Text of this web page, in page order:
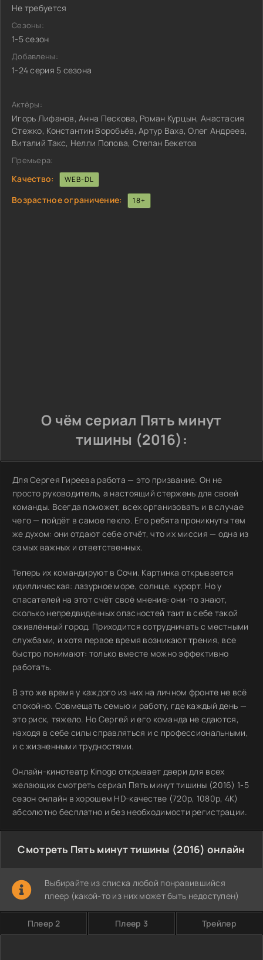
Не требуется
Сезоны:
1-5 сезон
Добавлены:
1-24 серия 5 сезона
Актёры:
Игорь Лифанов, Анна Пескова, Роман Курцын, Анастасия
Стежко, Константин Воробьёв, Артур Ваха, Олег Андреев,
Виталий Такс, Нелли Попова, Степан Бекетов
Премьера:
Качество: WEB-DL
Возрастное ограничение: 18+
О чём сериал Пять минут
тишины (2016):
Для Сергея Гиреева работа — это призвание. Он не
просто руководитель, а настоящий стержень для своей
команды. Всегда поможет, всех организовать и в случае
чего — пойдёт в самое пекло. Его ребята проникнуты тем
же духом: они отдают себе отчёт, что их миссия — одна из
самых важных и ответственных.
Теперь их командируют в Сочи. Картинка открывается
идиллическая: лазурное море, солнце, курорт. Но у
спасателей на этот счёт своё мнение: они-то знают,
сколько непредвиденных опасностей таит в себе такой
оживлённый город. Приходится сотрудничать с местными
службами, и хотя первое время возникают трения, все
быстро понимают: только вместе можно эффективно
работать.
В это же время у каждого из них на личном фронте не всё
спокойно. Совмещать семью и работу, где каждый день —
это риск, тяжело. Но Сергей и его команда не сдаются,
находя в себе силы справляться и с профессиональными,
и с жизненными трудностями.
Онлайн-кинотеатр Kinogo открывает двери для всех
желающих смотреть сериал Пять минут тишины (2016) 1-5
сезон онлайн в хорошем HD-качестве (720p, 1080p, 4K)
абсолютно бесплатно и без необходимости регистрации.
Смотреть Пять минут тишины (2016) онлайн
Выбирайте из списка любой понравившийся
плеер (какой-то из них может быть недоступен)
Плеер 2 Плеер 3 Трейлер